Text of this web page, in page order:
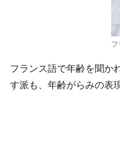
フ
フランス語で年齢を聞か
す派も、年齢がらみの表